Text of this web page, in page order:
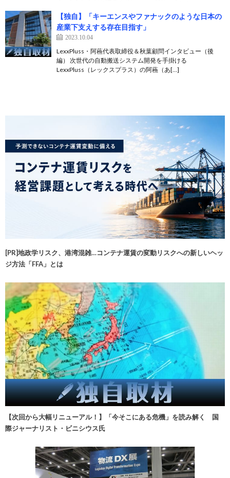
【独自】「キーエンスやファナックのような日本の
産業下支えする存在目指す」
2023.10.04
LexxPluss・阿蘓代表取締役＆秋葉顧問インタビュー（後
編） 次世代の自動搬送システム開発を手掛ける
LexxPluss（レックスプラス）の阿蘓（あ[…]
[PR]地政学リスク、港湾混雑…コンテナ運賃の変動リスクへの新しいヘッ
ジ方法「FFA」とは
【次回から大幅リニューアル！】「今そこにある危機」を読み解く 国
際ジャーナリスト・ビニシウス氏